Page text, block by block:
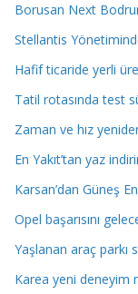
Borusan Next
Stellantis
Hafif ticaride yerli
Tatil rotasında test
Zaman ve hız
En Yakıt’tan yaz
Karsan’dan Güneş
Opel başarısını
Yaşlanan araç parkı
Karea yeni deneyim